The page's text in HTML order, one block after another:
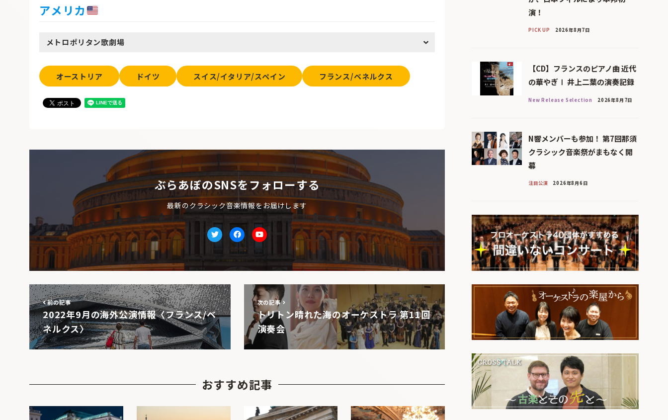
アメリカ
メトロポリタン歌劇場
オーストリア ドイツ スイス/イタリア/スペイン フランス/ベネルクス
ぶらあぼのSNSをフォローする
最新のクラシック音楽情報をお届けします
TwitterfacebookYoutube
前の記事
2022年9月の海外公演情報〈フランス/ベ
ネルクス〉
次の記事
トリトン晴れた海のオーケストラ 第11回
演奏会
おすすめ記事
演！
PICK UP 2026年8月7日
【CD】フランスのピアノ曲 近代
の華やぎⅠ 井上二葉の演奏記録
New Release Selection 2026年8月7日
N響メンバーも参加！ 第7回那須
クラシック音楽祭がまもなく開
幕
注目公演 2026年8月6日